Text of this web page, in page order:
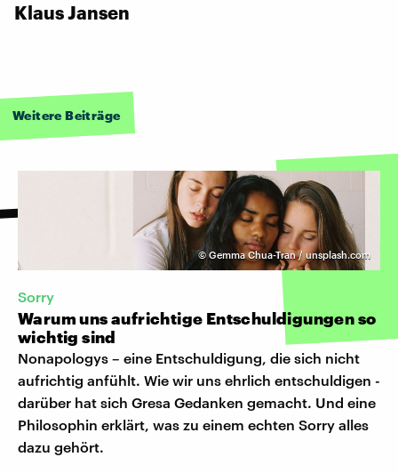
Klaus Jansen
Weitere Beiträge
©Gemma Chua-Tran / unsplash.com
Sorry
Warum uns aufrichtige Entschuldigungen so
wichtig sind
Nonapologys – eine Entschuldigung, die sich nicht
aufrichtig anfühlt. Wie wir uns ehrlich entschuldigen -
darüber hat sich Gresa Gedanken gemacht. Und eine
Philosophin erklärt, was zu einem echten Sorry alles
dazu gehört.